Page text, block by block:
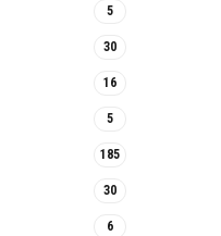
5
30
16
5
185
30
6